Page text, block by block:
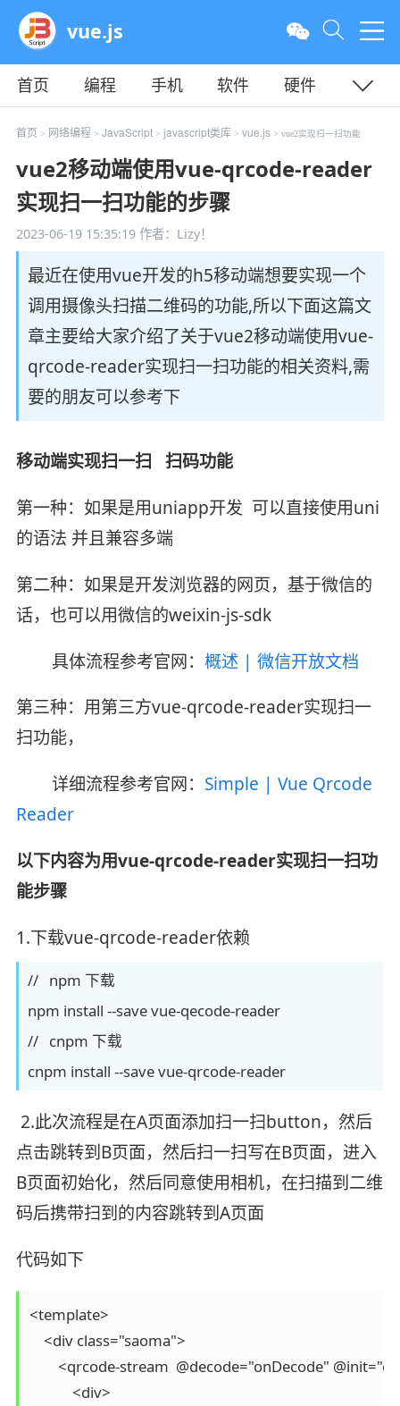
vue.js
首页 编程 手机 软件
硬件
教程
平面 服务器
首页 > 网络编程 > JavaScript> javascript类库> vue.js> vue2实现扫一扫功能
vue2移动端使用vue-qrcode-reader
实现扫一扫功能的步骤
2023-06-19 15:35:19作者：Lizy！
最近在使用vue开发的h5移动端想要实现一个
调用摄像头扫描二维码的功能,所以下面这篇文
章主要给大家介绍了关于vue2移动端使用vue-
qrcode-reader实现扫一扫功能的相关资料,需
要的朋友可以参考下
移动端实现扫一扫 扫码功能
第一种：如果是用uniapp开发 可以直接使用uni
的语法 并且兼容多端
第二种：如果是开发浏览器的网页，基于微信的
话，也可以用微信的weixin-js-sdk
具体流程参考官网： 概述 | 微信开放文档
第三种：用第三方vue-qrcode-reader实现扫一
扫功能，
详细流程参考官网： Simple | Vue Qrcode
Reader
以下内容为用vue-qrcode-reader实现扫一扫功
能步骤
1.下载vue-qrcode-reader依赖
// npm 下载
npm install --save vue-qecode-reader
// cnpm 下载
cnpm install --save vue-qrcode-reader
2.此次流程是在A页面添加扫一扫button，然后
点击跳转到B页面，然后扫一扫写在B页面，进入
B页面初始化，然后同意使用相机，在扫描到二维
码后携带扫到的内容跳转到A页面
代码如下
<template>
    <div class="saoma">
<qrcode-stream  @decode="onDecode"
            <div>